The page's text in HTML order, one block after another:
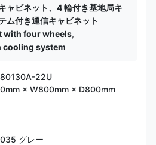
ャビネット、4 輪付き基地局キ
ム付き通信キャビネット
with four wheels,
cooling system
22U
× W800mm × D800mm
グレー